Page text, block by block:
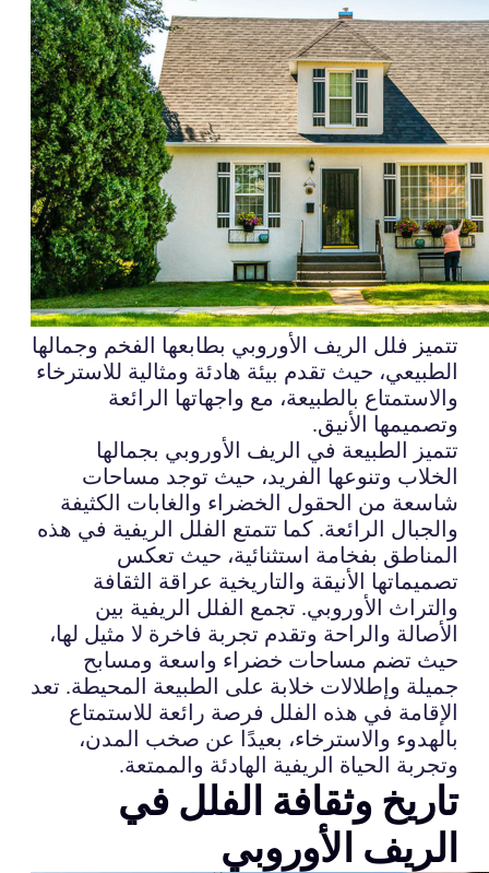
تتميز فلل الريف الأوروبي بطابعها الفخم وجمالها
الطبيعي، حيث تقدم بيئة هادئة ومثالية للاسترخاء
والاستمتاع بالطبيعة، مع واجهاتها الرائعة
وتصميمها الأنيق.
تتميز الطبيعة في الريف الأوروبي بجمالها
الخلاب وتنوعها الفريد، حيث توجد مساحات
شاسعة من الحقول الخضراء والغابات الكثيفة
والجبال الرائعة. كما تتمتع الفلل الريفية في هذه
المناطق بفخامة استثنائية، حيث تعكس
تصميماتها الأنيقة والتاريخية عراقة الثقافة
والتراث الأوروبي. تجمع الفلل الريفية بين
الأصالة والراحة وتقدم تجربة فاخرة لا مثيل لها،
حيث تضم مساحات خضراء واسعة ومسابح
جميلة وإطلالات خلابة على الطبيعة المحيطة. تعد
الإقامة في هذه الفلل فرصة رائعة للاستمتاع
بالهدوء والاسترخاء، بعيدًا عن صخب المدن،
وتجربة الحياة الريفية الهادئة والممتعة.
تاريخ وثقافة الفلل في
الريف الأوروبي